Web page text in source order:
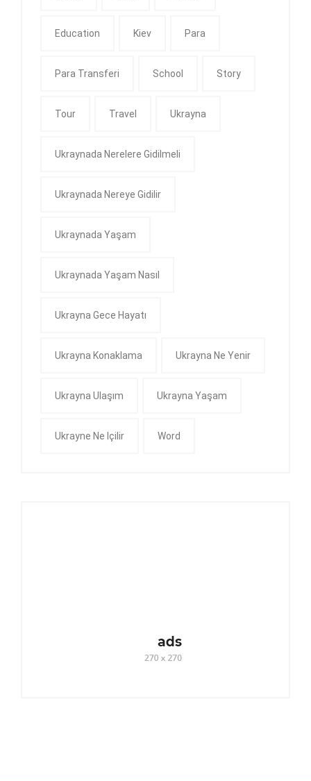
Education Kiev Para
Para Transferi School Story
Tour Travel Ukrayna
Ukraynada Nerelere Gidilmeli
Ukraynada Nereye Gidilir
Ukraynada Yaşam
Ukraynada Yaşam Nasıl
Ukrayna Gece Hayatı
Ukrayna Konaklama Ukrayna Ne Yenir
Ukrayna Ulaşım Ukrayna Yaşam
Ukrayne Ne Içilir Word